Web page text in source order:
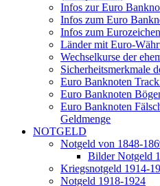
Infos zur Euro
Infos zum Euro
Infos zum Eurozeichen
Länder mit Euro-
Wechselkurse der
Sicherheitsmerkmale
Euro Banknoten
Euro Banknoten
Euro Banknoten
Geldmenge
NOTGELD
Notgeld von 1848-
Bilder Notgeld
Kriegsnotgeld 1914-
Notgeld 1918-1924